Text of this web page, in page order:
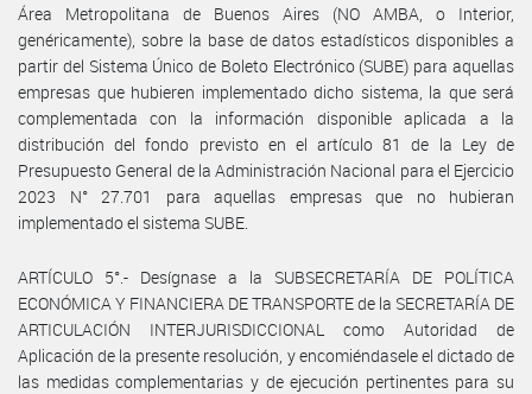
Área Metropolitana de Buenos Aires (NO AMBA, o Interior,
genéricamente), sobre la base de datos estadísticos disponibles a
partir del Sistema Único de Boleto Electrónico (SUBE) para aquellas
empresas que hubieren implementado dicho sistema, la que será
complementada con la información disponible aplicada a la
distribución del fondo previsto en el artículo 81 de la Ley de
Presupuesto General de la Administración Nacional para el Ejercicio
2023 N° 27.701 para aquellas empresas que no hubieran
implementado el sistema SUBE.
ARTÍCULO 5°.- Desígnase a la SUBSECRETARÍA DE POLÍTICA
ECONÓMICA Y FINANCIERA DE TRANSPORTE de la SECRETARÍA DE
ARTICULACIÓN INTERJURISDICCIONAL como Autoridad de
Aplicación de la presente resolución, y encomiéndasele el dictado de
las medidas complementarias y de ejecución pertinentes para su